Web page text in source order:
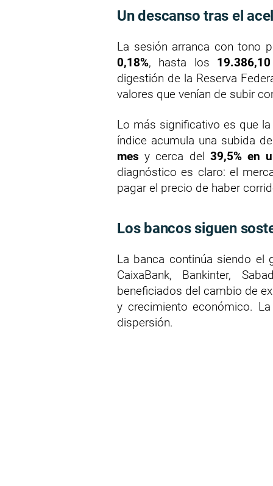
Un descanso tras el
La sesión arranca con tono
0,18%, hasta los
digestión de la Reserva
valores que venían de subir
Lo más significativo es que
índice acumula una subida
mes y cerca del 39,5% en
diagnóstico es claro: el
pagar el precio de haber
Los bancos siguen
La banca continúa siendo el
CaixaBank, Bankinter,
beneficiados del cambio de
y crecimiento económico.
dispersión.